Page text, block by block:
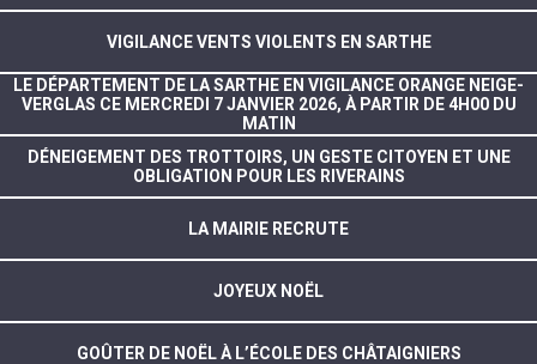
VIGILANCE VENTS VIOLENTS EN SARTHE
LE DÉPARTEMENT DE LA SARTHE EN VIGILANCE ORANGE NEIGE-
VERGLAS CE MERCREDI 7 JANVIER 2026, À PARTIR DE 4H00 DU
MATIN
DÉNEIGEMENT DES TROTTOIRS, UN GESTE CITOYEN ET UNE
OBLIGATION POUR LES RIVERAINS
LA MAIRIE RECRUTE
JOYEUX NOËL
GOÛTER DE NOËL À L’ÉCOLE DES CHÂTAIGNIERS